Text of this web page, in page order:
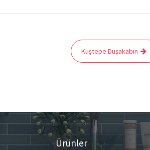
Kuştepe Duşakabin
Ürünler